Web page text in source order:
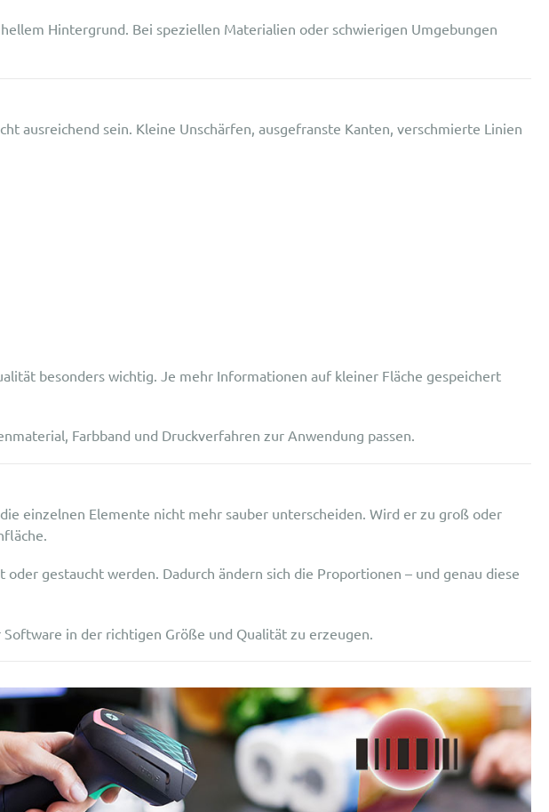
Hintergrund. Bei speziellen Materialien oder schwierigen Umgebungen
ausreichend sein. Kleine Unschärfen, ausgefranste Kanten, verschmierte Linien
besonders wichtig. Je mehr Informationen auf kleiner Fläche gespeichert
Farbband und Druckverfahren zur Anwendung passen.
einzelnen Elemente nicht mehr sauber unterscheiden. Wird er zu groß oder
gestaucht werden. Dadurch ändern sich die Proportionen – und genau diese
in der richtigen Größe und Qualität zu erzeugen.